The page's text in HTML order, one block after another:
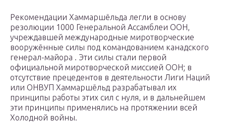
Рекомендации Хаммаршёльда легли в основу
резолюции 1000 Генеральной Ассамблеи ООН,
учреждавшей международные миротворческие
вооружённые силы под командованием канадского
генерал-майора . Эти силы стали первой
официальной миротворческой миссией ООН; в
отсутствие прецедентов в деятельности Лиги Наций
или ОНВУП Хаммаршёльд разрабатывал их
принципы работы этих сил с нуля, и в дальнейшем
эти принципы применялись на протяжении всей
Холодной войны.